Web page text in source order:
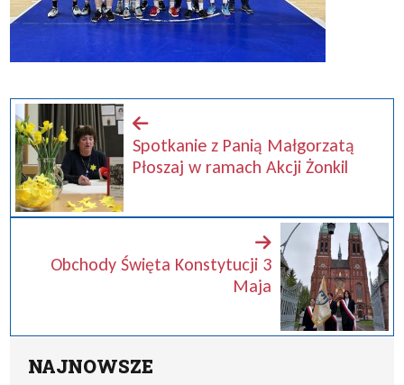
Spotkanie z Panią Małgorzatą
Płoszaj w ramach Akcji Żonkil
Obchody Święta Konstytucji 3
Maja
NAJNOWSZE